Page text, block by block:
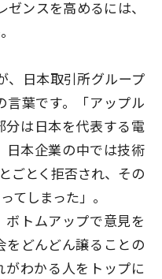
ンスを高めるには、
、日本取引所グループ
言葉です。「アップル
分は日本を代表する電
日本企業の中では技術
ごとく拒否され、その
てしまった」。
ボトムアップで意見を
をどんどん譲ることの
がわかる人をトップに